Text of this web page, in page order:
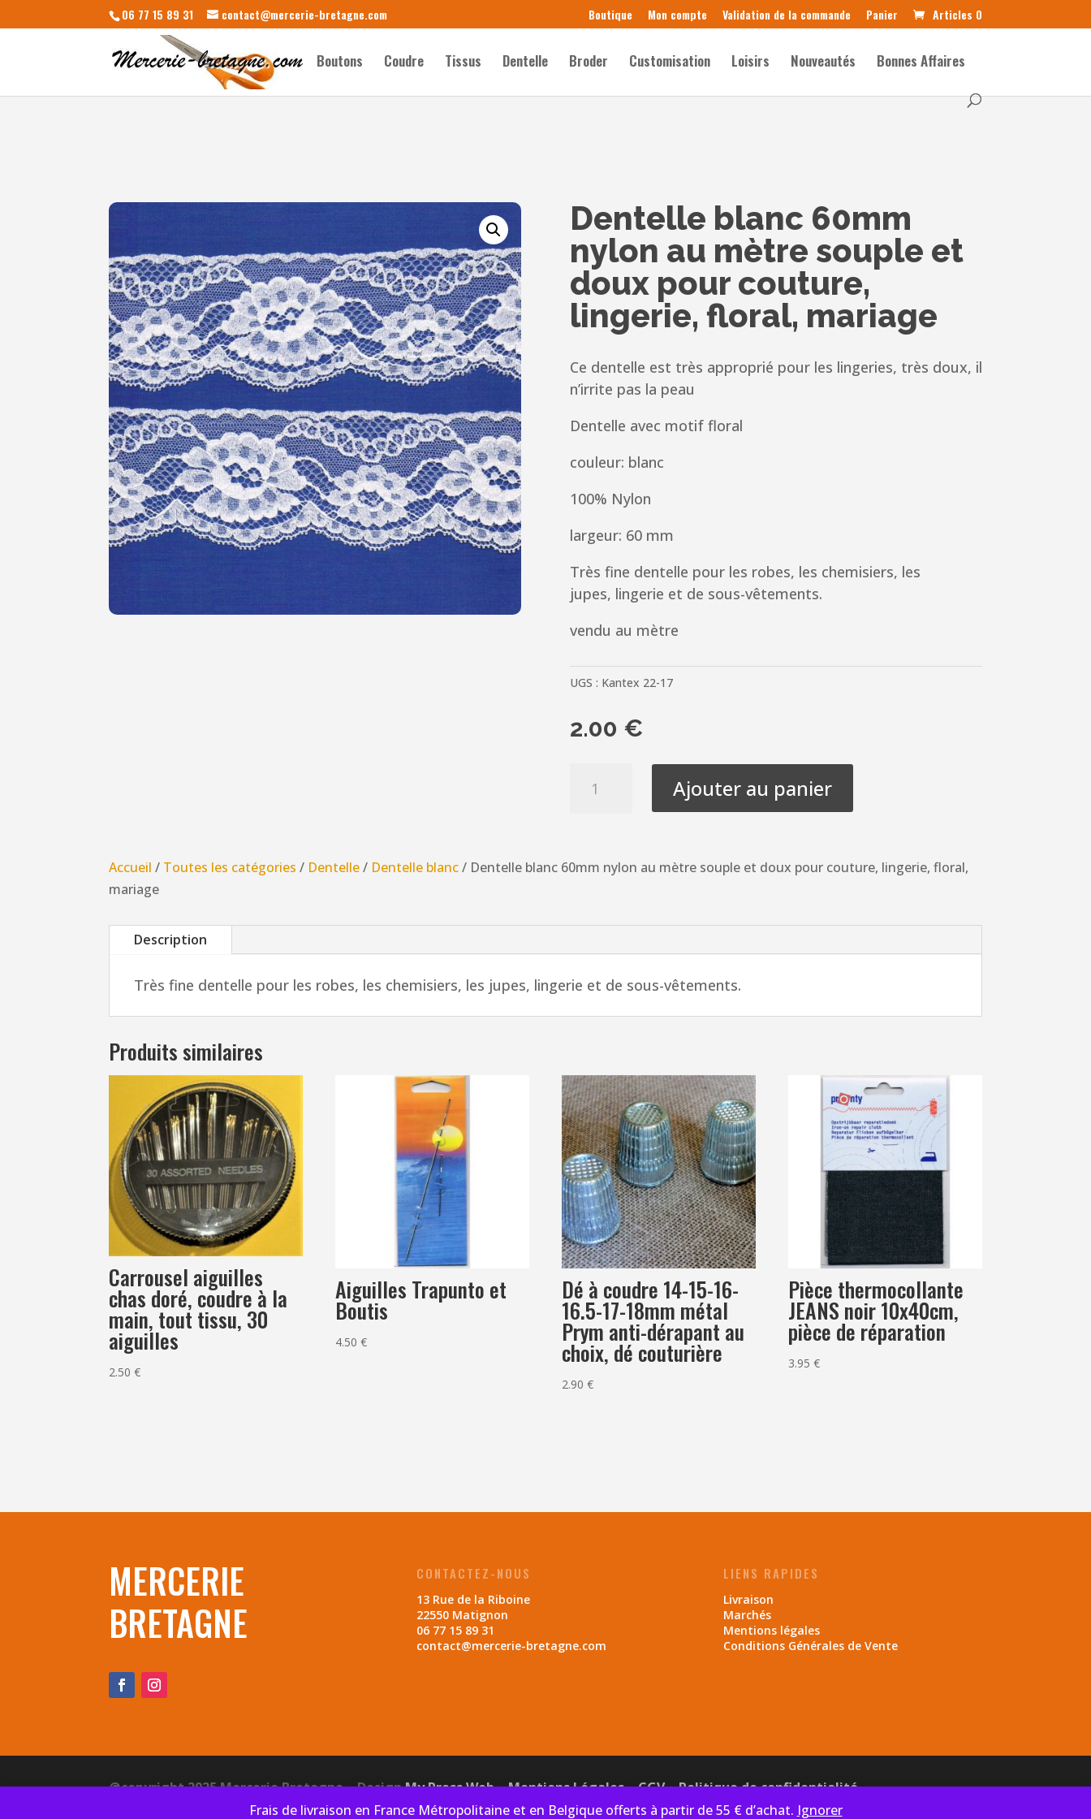
Frais de livraison en France Métropolitaine et en Belgique offerts à partir de 55 € d’achat. Ignorer
06 77 15 89 31 contact@mercerie-bretagne.com Boutique Mon compte Validation de la commande Panier Articles 0
Boutons Coudre Tissus Dentelle Broder Customisation Loisirs Nouveautés Bonnes Affaires
Dentelle blanc 60mm
nylon au mètre souple et
doux pour couture,
lingerie, floral, mariage
Ce dentelle est très approprié pour les lingeries, très doux, il
n’irrite pas la peau
Dentelle avec motif floral
couleur: blanc
100% Nylon
largeur: 60 mm
Très fine dentelle pour les robes, les chemisiers, les
jupes, lingerie et de sous-vêtements.
vendu au mètre
UGS : Kantex 22-17
2.00 €
60mm
mètre
doux
pour
floral,
mariage
Ajouter au panier
Accueil / Toutes les catégories / Dentelle/ Dentelle blanc/ Dentelle blanc 60mm nylon au mètre souple et doux pour couture, lingerie, floral,
mariage
Description
Très fine dentelle pour les robes, les chemisiers, les jupes, lingerie et de sous-vêtements.
Produits similaires
Carrousel aiguilles
chas doré, coudre à la
main, tout tissu, 30
aiguilles
2.50€
Aiguilles Trapunto et
Boutis
4.50€
Dé à coudre 14-15-16-
16.5-17-18mm métal
Prym anti-dérapant au
choix, dé couturière
2.90€
Pièce thermocollante
JEANS noir 10x40cm,
pièce de réparation
3.95€
MERCERIE
BRETAGNE
CONTACTEZ-NOUS
13 Rue de la Riboine
22550 Matignon
06 77 15 89 31
contact@mercerie-bretagne.com
LIENS RAPIDES
Livraison
Marchés
Mentions légales
Conditions Générales de Vente
@copyright 2025 Mercerie Bretagne – DesignMy Press Web–Mentions Légales–CGV–Politique de confidentialité